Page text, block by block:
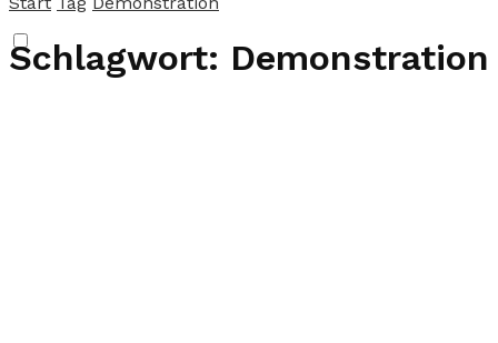
Schlagwort: Demonstration